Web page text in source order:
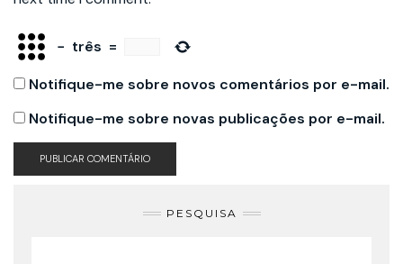
− três =
Notifique-me sobre novos comentários por e-mail.
Notifique-me sobre novas publicações por e-mail.
PESQUISA